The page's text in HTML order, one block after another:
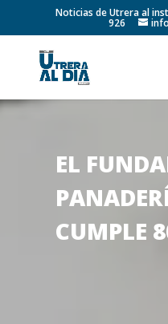
Noticias de Utrera al
926
EL
CUMPLE